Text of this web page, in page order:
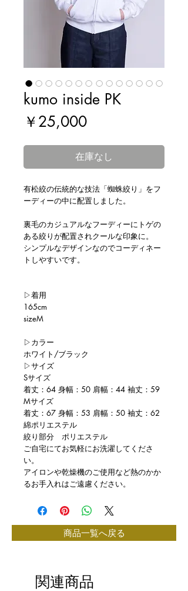
kumo inside PK
￥25,000価
在庫なし
有松絞の伝統的な技法「蜘蛛絞り」をフ
ーディーの中に配置しました。
裏毛のカジュアルなフーディーにトゲの
ある絞りが配置されクールな印象に。
シンプルなデザインなのでコーディネー
トしやすいです。
▷着用
165cm
sizeM
▷カラー
ホワイト/ブラック
▷サイズ
Sサイズ
着丈：64 身幅：50 肩幅：44 袖丈：59
Mサイズ
着丈：67 身幅：53 肩幅：50 袖丈：62
綿ポリエステル
絞り部分 ポリエステル
ご自宅にてお気軽にお洗濯してくださ
い。
アイロンや乾燥機のご使用など熱のかか
るお手入れはご遠慮ください。
商品一覧へ戻る
関連商品